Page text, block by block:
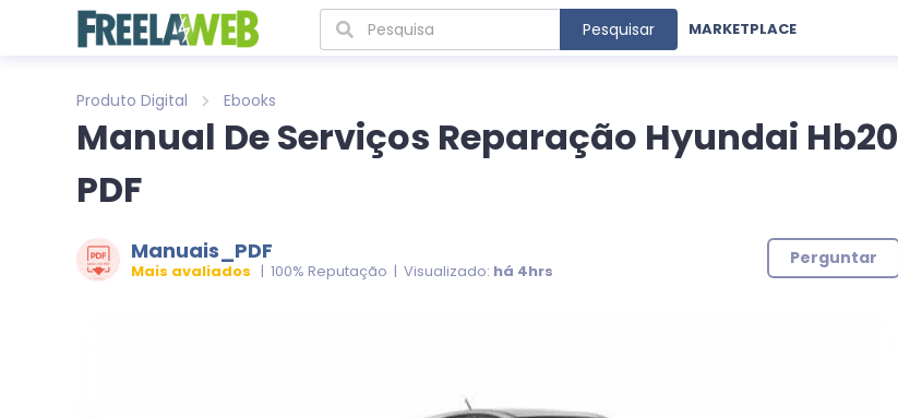
Pesquisar MARKETPLACE
Produto Digital Ebooks
Manual De Serviços Reparação Hyundai Hb20
PDF
Manuais_PDF
Mais avaliados | 100% Reputação | Visualizado: há 4hrs
Perguntar